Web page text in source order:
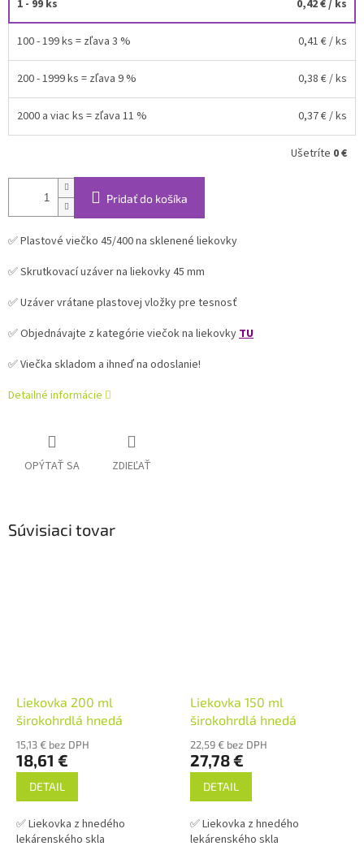
1 - 99 ks 0,42 €/ ks
100 - 199 ks = zľava 3 % 0,41 €/ ks
200 - 1999 ks = zľava 9 % 0,38 €/ ks
2000 a viac ks = zľava 11 % 0,37 €/ ks
Ušetríte 0 €
Pridať do košíka
✅ Plastové viečko 45/400 na sklenené liekovky
✅ Skrutkovací uzáver na liekovky 45 mm
✅ Uzáver vrátane plastovej vložky pre tesnosť
✅ Objednávajte z kategórie viečok na liekovky TU
✅ Viečka skladom a ihneď na odoslanie!
Detailné informácie
OPÝTAŤ SA ZDIEĽAŤ
Súvisiaci tovar
Liekovka 200 ml
širokohrdlá hnedá
15,13 € bez DPH
18,61 €
DETAIL
✅ Liekovka z hnedého
lekárenského skla
Liekovka 150 ml
širokohrdlá hnedá
22,59 € bez DPH
27,78 €
DETAIL
✅ Liekovka z hnedého
lekárenského skla